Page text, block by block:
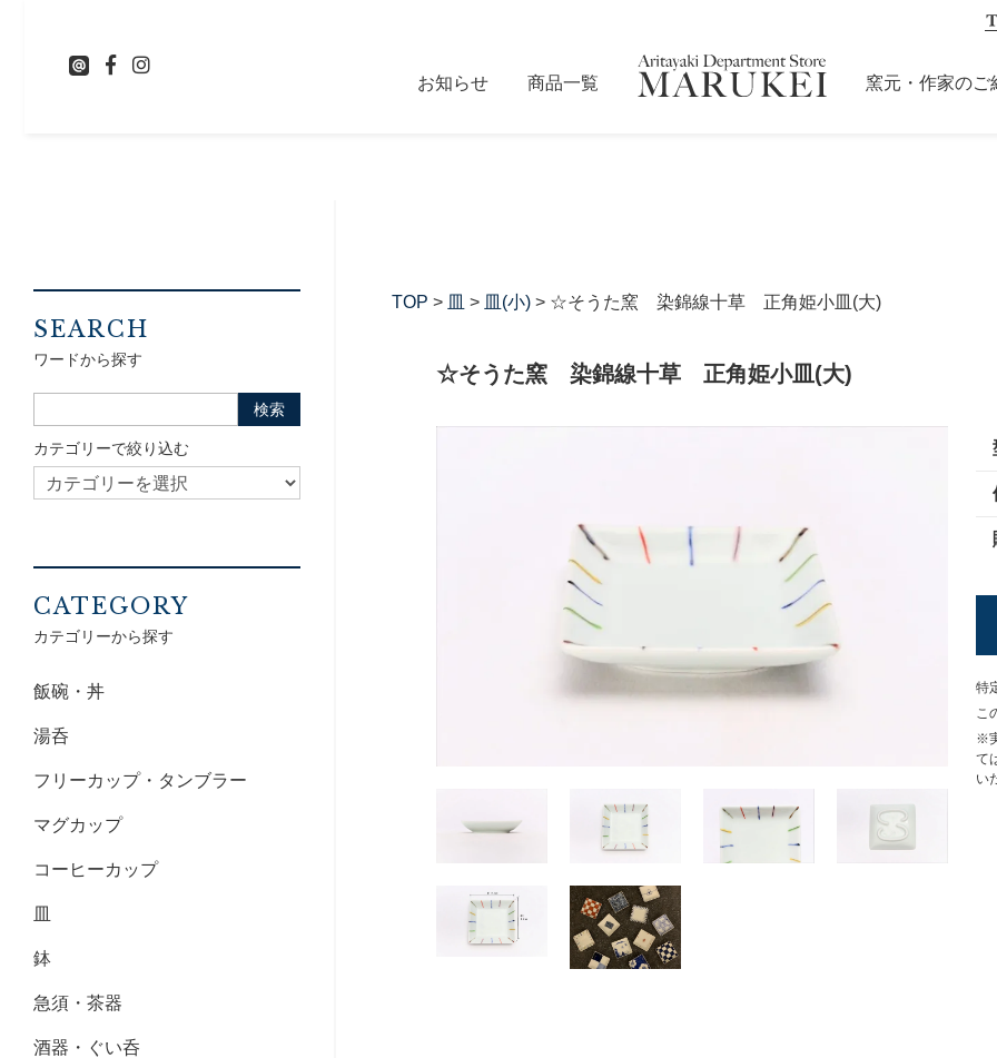
お知らせ 商品一覧 窯元・作家のご
TOP > 皿 > 皿(小) > ☆そうた窯 染錦線十草 正角姫小皿(大)
☆そうた窯 染錦線十草 正角姫小皿(大)
特
こ
※
て
い
SEARCH
ワードから探す
カテゴリーで絞り込む
CATEGORY
カテゴリーから探す
飯碗・丼
湯呑
フリーカップ・タンブラー
マグカップ
コーヒーカップ
皿
鉢
急須・茶器
酒器・ぐい呑